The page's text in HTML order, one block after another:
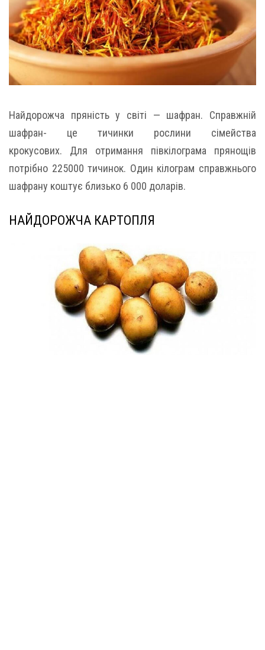
Найдорожча пряність у світі — шафран. Справжній
шафран- це тичинки рослини сімейства
крокусових. Для отримання півкілограма прянощів
потрібно 225000 тичинок. Один кілограм справжнього
шафрану коштує близько 6 000 доларів.
НАЙДОРОЖЧА КАРТОПЛЯ